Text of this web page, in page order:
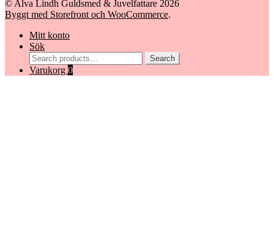
© Alva Lindh Guldsmed & Juvelfattare 2026
Byggt med Storefront och WooCommerce.
Mitt konto
Sök
Search
for:
Search
Varukorg 0